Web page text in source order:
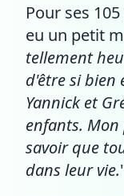
Pour ses
eu un petit
tellement
d'être si bien
Yannick et
enfants.
savoir que
dans leur vie.